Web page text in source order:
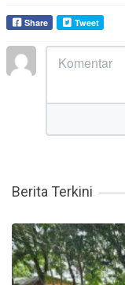
Share Tweet
Berita Terkini